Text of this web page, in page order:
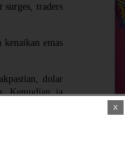
surges, traders
emas
dolar
Kemudian ia
terhadap